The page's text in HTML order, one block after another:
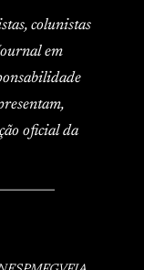
colunistas
em
oficial da